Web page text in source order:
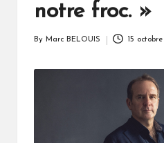
notre froc. »
By Marc BELOUIS 15